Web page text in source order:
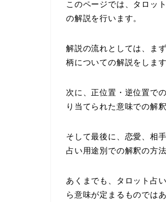
このページでは、タロッ
の解説を行います。
解説の流れとしては、ま
柄についての解説をします
次に、正位置・逆位置で
り当てられた意味での解
そして最後に、恋愛、相
占い用途別での解釈の方
あくまでも、タロット占
ら意味が定まるものでは